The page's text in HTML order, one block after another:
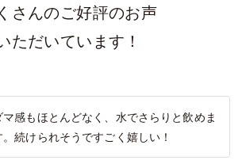
さんのご好評のお声
ただいています！
マ感もほとんどなく、水でさらりと飲めま
。続けられそうですごく嬉しい！